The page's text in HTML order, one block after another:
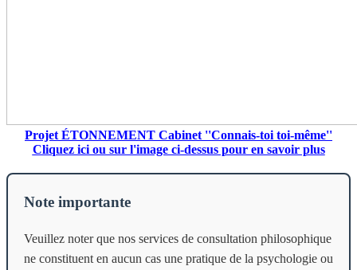
Projet ÉTONNEMENT Cabinet ''Connais-toi toi-même''
Cliquez ici ou sur l'image ci-dessus pour en savoir plus
Note importante
Veuillez noter que nos services de consultation philosophique
ne constituent en aucun cas une pratique de la psychologie ou